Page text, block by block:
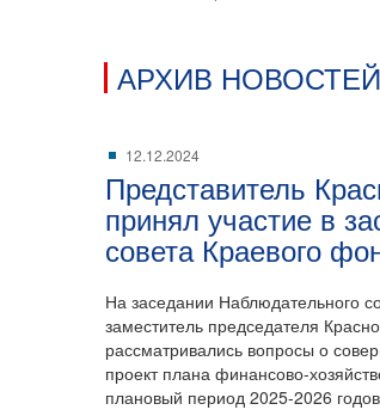
АРХИВ
12.12.2024
Представитель
принял участие в
совета Краевого
На заседании Наблюдательного
заместитель председателя
рассматривались вопросы о
проект плана финансово-
плановый период 2025-2026